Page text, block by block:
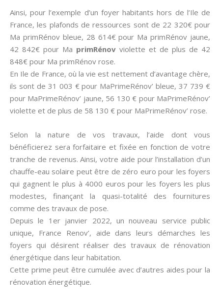
Ainsi, pour l’exemple d’un foyer habitants hors de l’Ile de
France, les plafonds de ressources sont de 22 320€ pour
Ma primRénov bleue, 28 614€ pour Ma primRénov jaune,
42 842€ pour Ma primRénov violette et de plus de 42
848€ pour Ma primRénov rose.
En Ile de France, où la vie est nettement d’avantage chère,
ils sont de 31 003 € pour MaPrimeRénov’ bleue, 37 739 €
pour MaPrimeRénov’ jaune, 56 130 € pour MaPrimeRénov’
violette et de plus de 58 130 € pour MaPrimeRénov’ rose.
Selon la nature de vos travaux, l’aide dont vous
bénéficierez sera forfaitaire et fixée en fonction de votre
tranche de revenus. Ainsi, votre aide pour l’installation d’un
chauffe-eau solaire peut être de zéro euro pour les foyers
qui gagnent le plus à 4000 euros pour les foyers les plus
modestes, finançant la quasi-totalité des fournitures
comme des travaux de pose.
Depuis le 1er janvier 2022, un nouveau service public
unique, France Renov’, aide dans leurs démarches les
foyers qui désirent réaliser des travaux de rénovation
énergétique dans leur habitation.
Cette prime peut être cumulée avec d’autres aides pour la
rénovation énergétique.